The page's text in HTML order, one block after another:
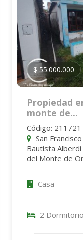
$ 55.000.000
Propiedad
monte de...
Código: 211721
San
Bautista
del Monte de
Casa
2